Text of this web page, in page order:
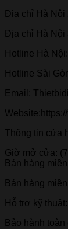
Địa chỉ Hà Nội
Địa chỉ Hà Nội
Hotline Hà
Hotline Sài
Email:
Thông tin cửa
Giờ mở cửa:
Bán hàng
Bán hàng
Hỗ trợ kỹ
Bảo hành